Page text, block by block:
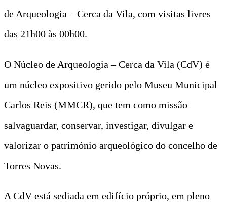
de Arqueologia – Cerca da Vila, com visitas livres
das 21h00 às 00h00.
O Núcleo de Arqueologia – Cerca da Vila (CdV) é
um núcleo expositivo gerido pelo Museu Municipal
Carlos Reis (MMCR), que tem como missão
salvaguardar, conservar, investigar, divulgar e
valorizar o património arqueológico do concelho de
Torres Novas.
A CdV está sediada em edifício próprio, em pleno